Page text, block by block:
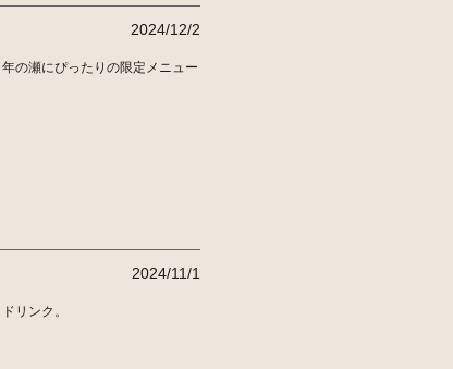
2024/12/2
の瀬にぴったりの限定メニュー
2024/11/1
リンク。